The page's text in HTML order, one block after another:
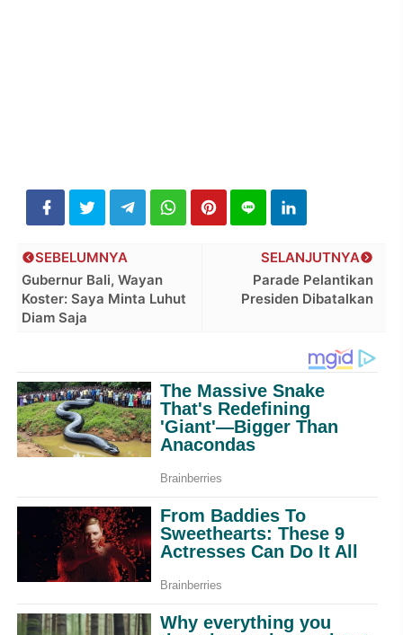
SELANJUTNYA
Parade Pelantikan
Presiden Dibatalkan
SEBELUMNYA
Gubernur Bali, Wayan
Koster: Saya Minta Luhut
Diam Saja